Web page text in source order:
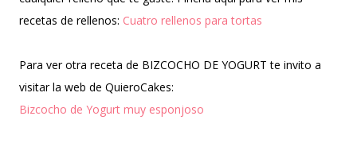
recetas de rellenos: Cuatro rellenos para tortas
Para ver otra receta de BIZCOCHO DE YOGURT te invito a
visitar la web de QuieroCakes:
Bizcocho de Yogurt muy esponjoso